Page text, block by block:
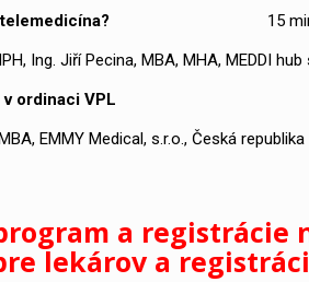
15
Ing. Jiří Pecina, MBA, MHA, MEDDI
ordinaci VPL
EMMY Medical, s.r.o., Česká republika
a registrácie
lekárov a